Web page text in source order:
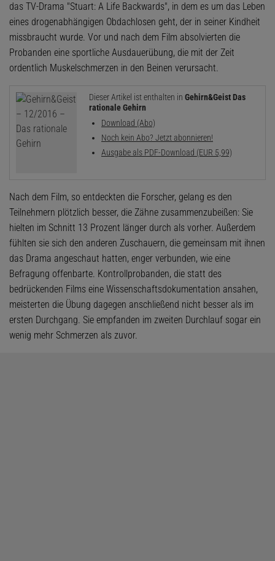
das TV-Drama "Stuart: A Life Backwards", in dem es um das Leben
eines drogenabhängigen Obdachlosen geht, der in seiner Kindheit
missbraucht wurde. Vor und nach dem Film absolvierten die
Probanden eine sportliche Ausdauerübung, die mit der Zeit
ordentlich Muskelschmerzen in den Beinen verursacht.
Dieser Artikel ist enthalten in Gehirn&Geist Das
rationale Gehirn
Download (Abo)
Noch kein Abo? Jetzt abonnieren!
Ausgabe als PDF-Download (EUR 5,99)
Nach dem Film, so entdeckten die Forscher, gelang es den
Teilnehmern plötzlich besser, die Zähne zusammenzubeißen: Sie
hielten im Schnitt 13 Prozent länger durch als vorher. Außerdem
fühlten sie sich den anderen Zuschauern, die gemeinsam mit ihnen
das Drama angeschaut hatten, enger verbunden, wie eine
Befragung offenbarte. Kontrollprobanden, die statt des
bedrückenden Films eine Wissenschaftsdokumentation ansahen,
meisterten die Übung dagegen anschließend nicht besser als im
ersten Durchgang. Sie empfanden im zweiten Durchlauf sogar ein
wenig mehr Schmerzen als zuvor.